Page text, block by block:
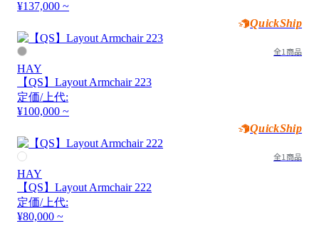
¥137,000 ~
QuickShip
全1商品
HAY
【QS】Layout Armchair 223
定価/上代:
¥100,000 ~
QuickShip
全1商品
HAY
【QS】Layout Armchair 222
定価/上代:
¥80,000 ~